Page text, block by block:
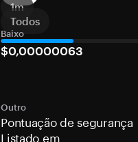
1m
Todos
Baixo
$0,00000063
Outro
Pontuação de segurança
Listado em